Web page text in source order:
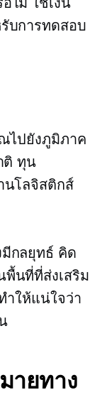
บการทดสอบ
ไปยังภูมิภาค
ติ ทุน
นโลจิสติกส์
กลยุทธ์ คิด
นที่ที่ส่งเสริม
ำให้แน่ใจว่า
ายทาง